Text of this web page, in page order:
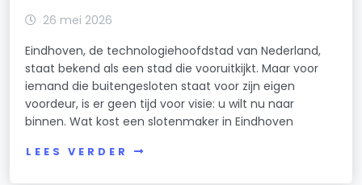
26 mei 2026
Eindhoven, de technologiehoofdstad van Nederland,
staat bekend als een stad die vooruitkijkt. Maar voor
iemand die buitengesloten staat voor zijn eigen
voordeur, is er geen tijd voor visie: u wilt nu naar
binnen. Wat kost een slotenmaker in Eindhoven
LEES VERDER